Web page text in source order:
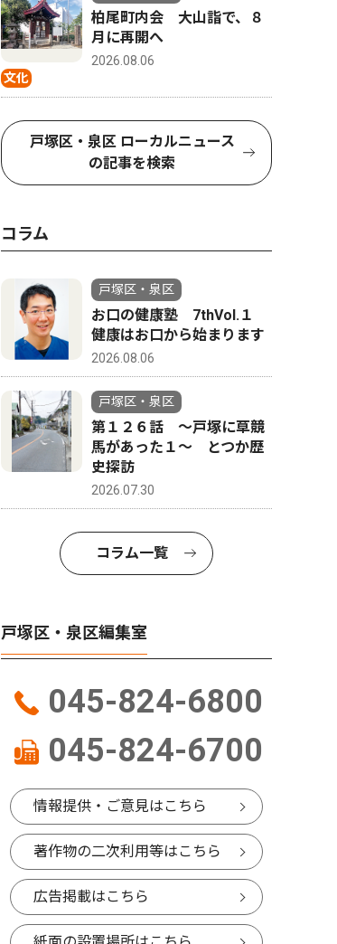
スポーツ
戸塚区・泉区 2026.07.30
泉区在住・酒井博生さん
（51） 挑戦続ける｢遅咲
も立ち上げ
地域工
る「横浜
ん 大洋
文化
柏尾町内会 大山詣で、８
月に再開へ
2026.08.06
戸塚区・泉区 ローカルニュース
の記事を検索
コラム
戸塚区・泉区
お口の健康塾 7thVol.１
健康はお口から始まります
2026.08.06
戸塚区・泉区
第１２６話 〜戸塚に草競
馬があった１〜 とつか歴
史探訪
2026.07.30
コラム一覧
戸塚区・泉区編集室
045-824-6800
045-824-6700
情報提供・ご意見はこちら
著作物の二次利用等はこちら
広告掲載はこちら